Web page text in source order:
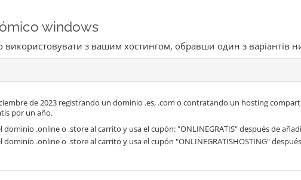
windows
використовувати з вашим хостингом, обравши один з варіантів
de 2023 registrando un dominio .es, .com o contratando un hosting
por un año.
dominio .online o .store al carrito y usa el cupón: "ONLINEGRATIS" después de
dominio .online o .store al carrito y usa el cupón "ONLINEGRATISHOSTING"